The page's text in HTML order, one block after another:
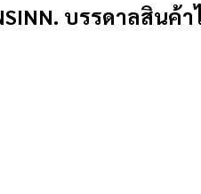
บรรดาลสินค้